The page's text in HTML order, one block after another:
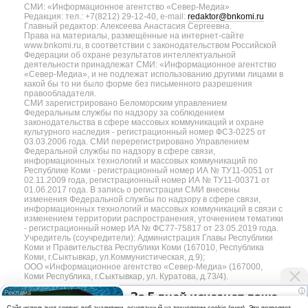
СМИ: «Информационное агентство «Север-Медиа»
Редакция: тел.: +7(8212) 29-12-40, e-mail: redaktor@bnkomi.ru
Главный редактор: Алексеева Анастасия Сергеевна.
Права на материалы, размещённые на интернет-сайте
www.bnkomi.ru, в соответствии с законодательством Российской
Федерации об охране результатов интеллектуальной
деятельности принадлежат СМИ: «Информационное агентство
«Север-Медиа», и не подлежат использованию другими лицами в
какой бы то ни было форме без письменного разрешения
правообладателя.
СМИ зарегистрировано Беломорским управлением
Федеральным службы по надзору за соблюдением
законодательства в сфере массовых коммуникаций и охране
культурного наследия - регистрационный номер ФС3-0225 от
03.03.2006 года. СМИ перерегистрировано Управлением
Федеральной службы по надзору в сфере связи,
информационных технологий и массовых коммуникаций по
Республике Коми - регистрационный номер ИА № ТУ11-0051 от
02.11.2009 года, регистрационный номер ИА № ТУ11-00371 от
01.06.2017 года. В запись о регистрации СМИ внесены
изменения Федеральной службы по надзору в сфере связи,
информационных технологий и массовых коммуникаций в связи с
изменением территории распространения, уточнением тематики
- регистрационный номер ИА № ФС77-75817 от 23.05.2019 года.
Учредитель (соучредители): Администрация Главы Республики
Коми и Правительства Республики Коми (167010, Республика
Коми, г.Сыктывкар, ул.Коммунистическая, д.9);
ООО «Информационное агентство «Север-Медиа» (167000,
Коми Республика, г.Сыктывкар, ул. Куратова, д.73/4).
Разработка сайта — web-студия «Цифровой Век»
i
За 5 дней исчезнет даже